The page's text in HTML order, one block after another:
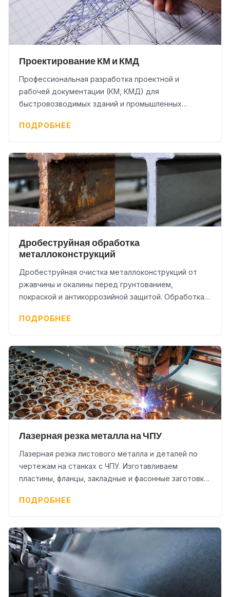
Проектирование КМ и КМД
Профессиональная разработка проектной и
рабочей документации (КМ, КМД) для
быстровозводимых зданий и промышленных
ПОДРОБНЕЕ
Дробеструйная обработка
металлоконструкций
Дробеструйная очистка металлоконструкций от
ржавчины и окалины перед грунтованием,
покраской и антикоррозийной защитой. Обработка в
ПОДРОБНЕЕ
Лазерная резка металла на ЧПУ
Лазерная резка листового металла и деталей по
чертежам на станках с ЧПУ. Изготавливаем
пластины, фланцы, закладные и фасонные заготовки
ПОДРОБНЕЕ